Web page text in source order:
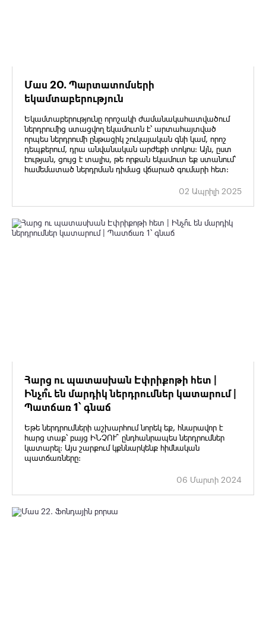
Մաս 20. Պարտատոմսերի
եկամտաբերություն
Եկամտաբերությունը որոշակի ժամանակահատվածում
ներդրումից ստացվող եկամուտն է՝ արտահայտված
որպես ներդրումի ընթացիկ շուկայական գնի կամ, որոշ
դեպքերում, դրա անվանական արժեքի տոկոս: Այն, ըստ
էության, ցույց է տալիս, թե որքան եկամուտ եք ստանում՝
համեմատած ներդրման դիմաց վճարած գումարի հետ:
02 Ապրիլի 2025
Հարց ու պատասխան Էփրիքոթի հետ |
Ինչո՞ւ են մարդիկ ներդրումներ կատարում |
Պատճառ 1՝ գնաճ
Եթե ներդրումների աշխարհում նորեկ եք, հնարավոր է
հարց տաք՝ բայց ԻՆՉՈՒ՞ ընդհանրապես ներդրումներ
կատարել: Այս շարքում կքննարկենք հիմնական
պատճառները:
06 Մարտի 2024